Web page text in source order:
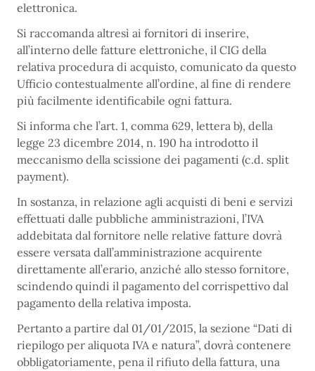
elettronica.
Si raccomanda altresì ai fornitori di inserire,
all’interno delle fatture elettroniche, il CIG della
relativa procedura di acquisto, comunicato da questo
Ufficio contestualmente all’ordine, al fine di rendere
più facilmente identificabile ogni fattura.
Si informa che l’art. 1, comma 629, lettera b), della
legge 23 dicembre 2014, n. 190 ha introdotto il
meccanismo della scissione dei pagamenti (c.d. split
payment).
In sostanza, in relazione agli acquisti di beni e servizi
effettuati dalle pubbliche amministrazioni, l’IVA
addebitata dal fornitore nelle relative fatture dovrà
essere versata dall’amministrazione acquirente
direttamente all’erario, anziché allo stesso fornitore,
scindendo quindi il pagamento del corrispettivo dal
pagamento della relativa imposta.
Pertanto a partire dal 01/01/2015, la sezione “Dati di
riepilogo per aliquota IVA e natura”, dovrà contenere
obbligatoriamente, pena il rifiuto della fattura, una